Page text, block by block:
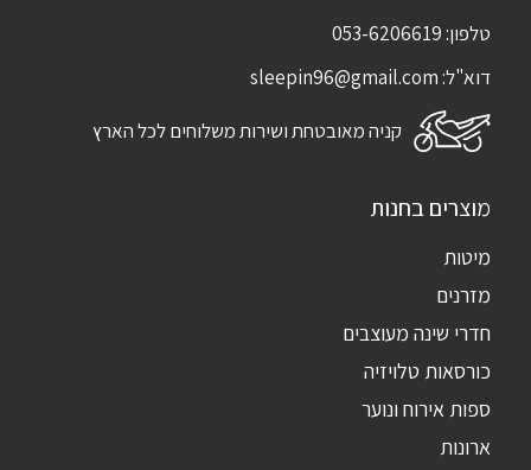
טלפון:053-6206619
דוא"ל:sleepin96@gmail.com
קניה מאובטחת ושירות משלוחים לכל הארץ
מוצרים בחנות
מיטות
מזרנים
חדרי שינה מעוצבים
כורסאות טלויזיה
ספות אירוח ונוער
ארונות